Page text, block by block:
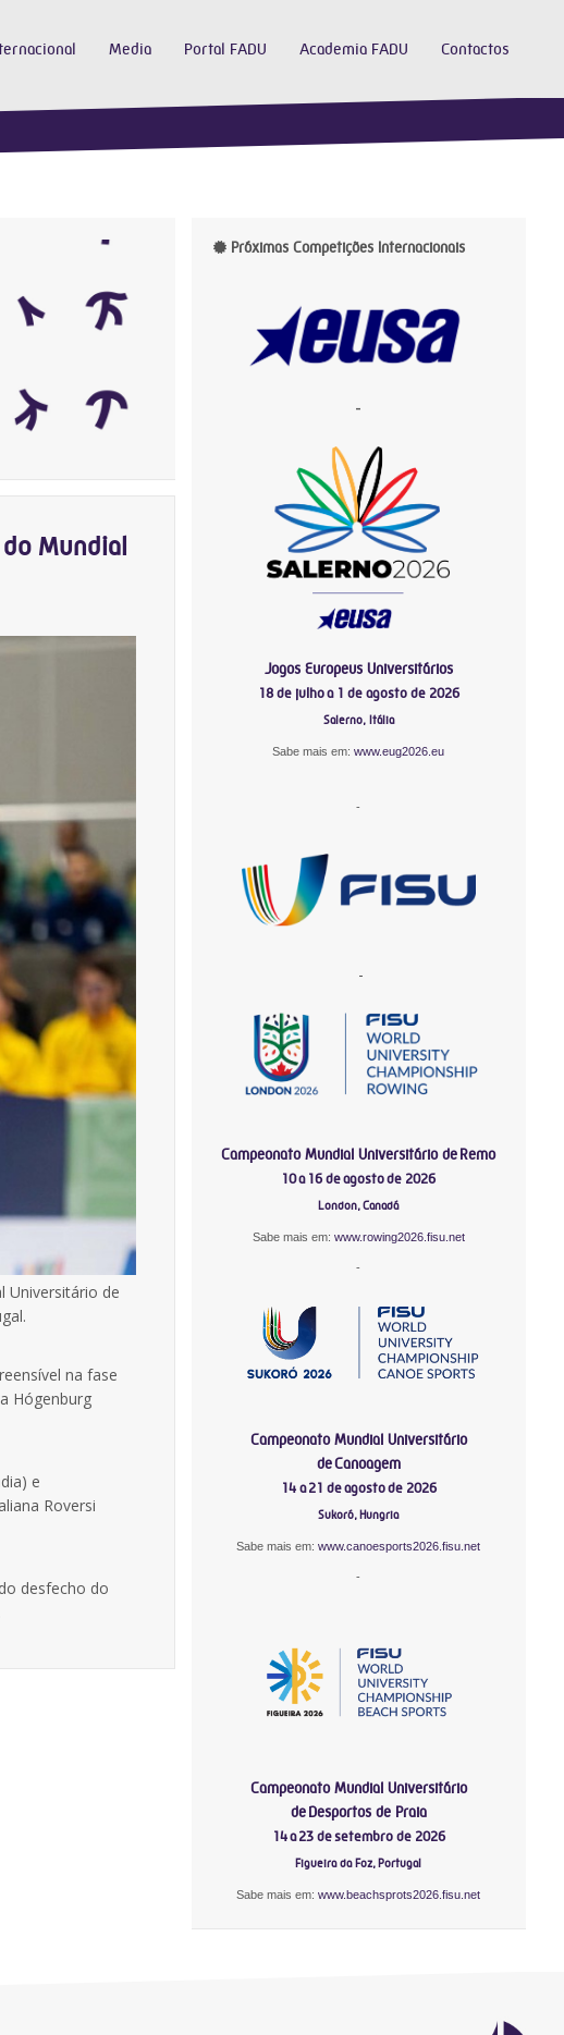
Media Portal FADU Academia FADU Contactos
Mundial
Universitário de
na fase
Hógenburg
e
Roversi
desfecho do
Próximas Competições Internacionais
-
Jogos Europeus Universitários
18 de julho a 1 de agosto de 2026
Salerno, Itália
Sabe mais em:www.eug2026.eu
-
-
Campeonato Mundial Universitário de Remo
10 a 16 de agosto de 2026
London, Canadá
Sabe mais em: www.rowing2026.fisu.net
-
Campeonato Mundial Universitário
de Canoagem
14 a 21 de agosto de 2026
Sukoró, Hungria
Sabe mais em:www.canoesports2026.fisu.net
-
Campeonato Mundial Universitário
de Desportos de Praia
14 a 23 de setembro de 2026
Figueira da Foz, Portugal
Sabe mais em:www.beachsprots2026.fisu.net